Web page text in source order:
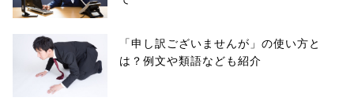
「申し訳ございませんが」の使い方と
は？例文や類語なども紹介